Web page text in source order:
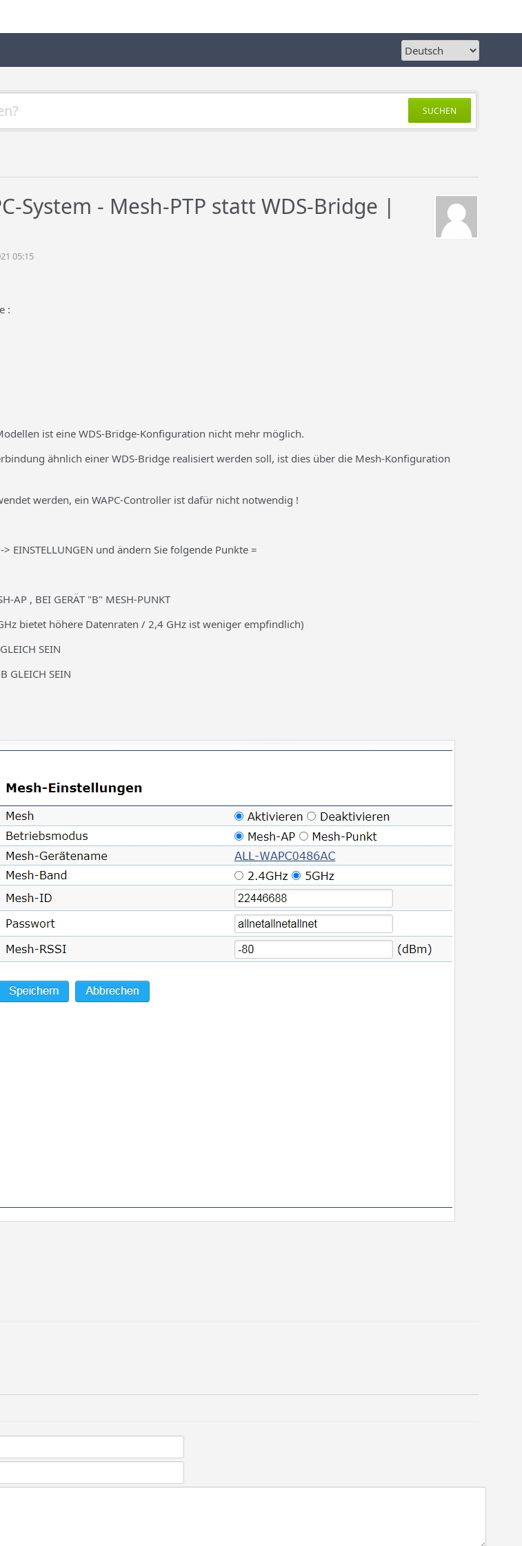
SUCHEN
System - Mesh-PTP statt WDS-Bridge |
05:15
:
ist eine WDS-Bridge-Konfiguration nicht mehr möglich.
ähnlich einer WDS-Bridge realisiert werden soll, ist dies über die Mesh-Konfiguration
werden, ein WAPC-Controller ist dafür nicht notwendig !
EINSTELLUNGEN und ändern Sie folgende Punkte =
AP , BEI GERÄT "B" MESH-PUNKT
GHz bietet höhere Datenraten / 2,4 GHz ist weniger empfindlich)
SEIN
GLEICH SEIN